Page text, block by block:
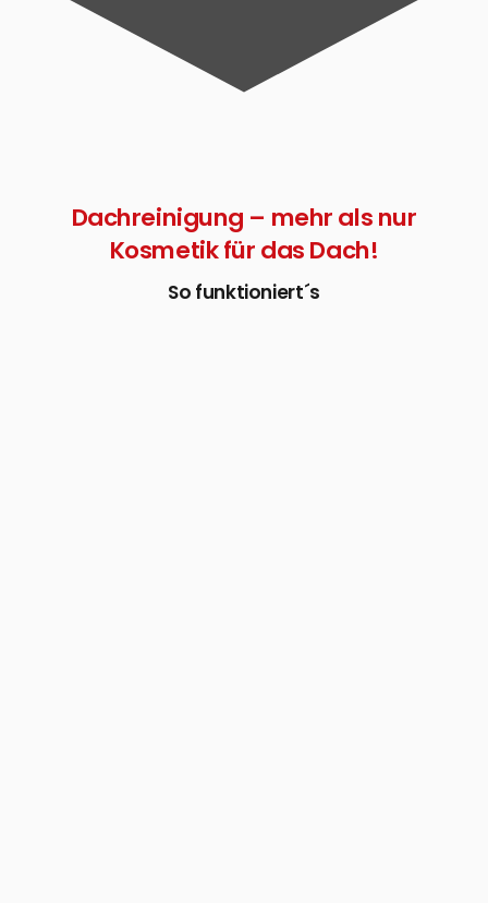
Dachreinigung – mehr als nur
Kosmetik für das Dach!
So funktioniert´s